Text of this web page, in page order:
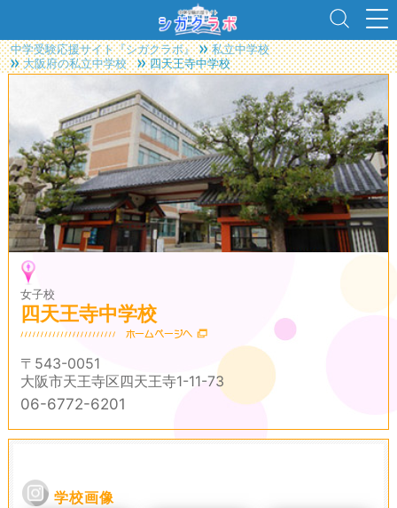
中学受験応援サイト『シガクラボ』
私立中学校
大阪府の私立中学校
四天王寺中学校
女子校
四天王寺中学校
〒543-0051
大阪市天王寺区四天王寺1-11-73
06-6772-6201
学校画像